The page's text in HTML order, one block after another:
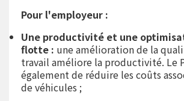
Pour l'employeur :
Une productivité et une
flotte : une amélioration de la
travail améliore la productivité. Le
également de réduire les coûts
de véhicules ;